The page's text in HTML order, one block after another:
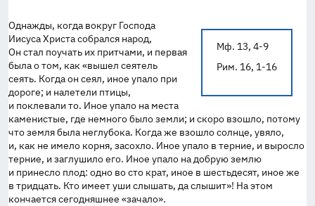
Мф. 13, 4-9
Рим. 16, 1-16
Однажды, когда вокруг Господа
Иисуса Христа собрался народ,
Он стал поучать их притчами, и первая
была о том, как «вышел сеятель
сеять. Когда он сеял, иное упало при
дороге; и налетели птицы,
и поклевали то. Иное упало на места
каменистые, где немного было земли; и скоро взошло, потому
что земля была неглубока. Когда же взошло солнце, увяло,
и, как не имело корня, засохло. Иное упало в терние, и выросло
терние, и заглушило его. Иное упало на добрую землю
и принесло плод: одно во сто крат, иное в шестьдесят, иное же
в тридцать. Кто имеет уши слышать, да слышит»! На этом
кончается сегодняшнее «зачало».